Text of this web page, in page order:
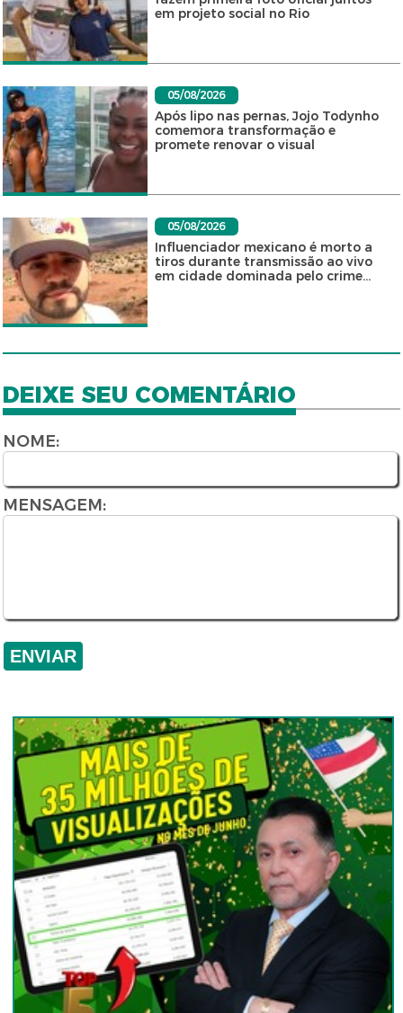
em projeto social no Rio
05/08/2026
Após lipo nas pernas, Jojo Todynho
comemora transformação e
promete renovar o visual
05/08/2026
Influenciador mexicano é morto a
tiros durante transmissão ao vivo
em cidade dominada pelo crime...
DEIXE SEU COMENTÁRIO
NOME:
MENSAGEM: